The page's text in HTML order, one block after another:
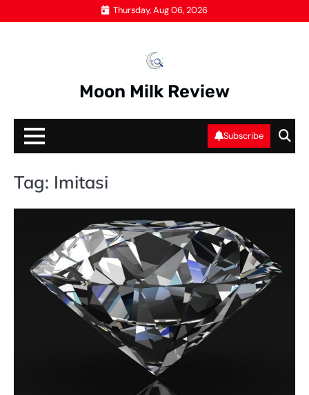
to
Thursday, Aug 06, 2026
Moon Milk Review
Subscribe
Tag: Imitasi